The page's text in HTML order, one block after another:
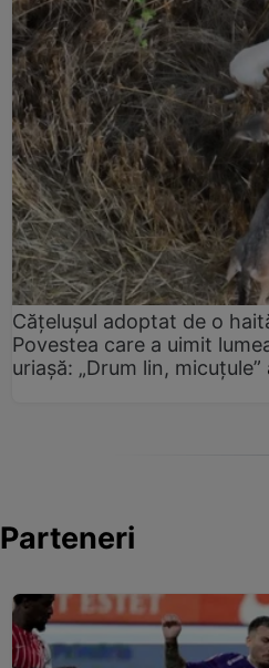
Cățelușul adoptat de o
Povestea care a uimit
uriașă: „Drum lin, micuțule”
Parteneri